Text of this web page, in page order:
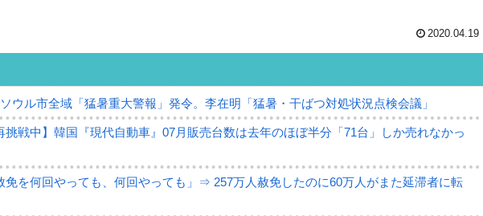
2020.04.19
ウル市全域「猛暑重大警報」発令。李在明「猛暑・干ばつ対処状況点検会議」
挑戦中】韓国『現代自動車』07月販売台数は去年のほぼ半分「71台」しか売れなかっ
免を何回やっても、何回やっても」⇒ 257万人赦免したのに60万人がまた延滞者に転